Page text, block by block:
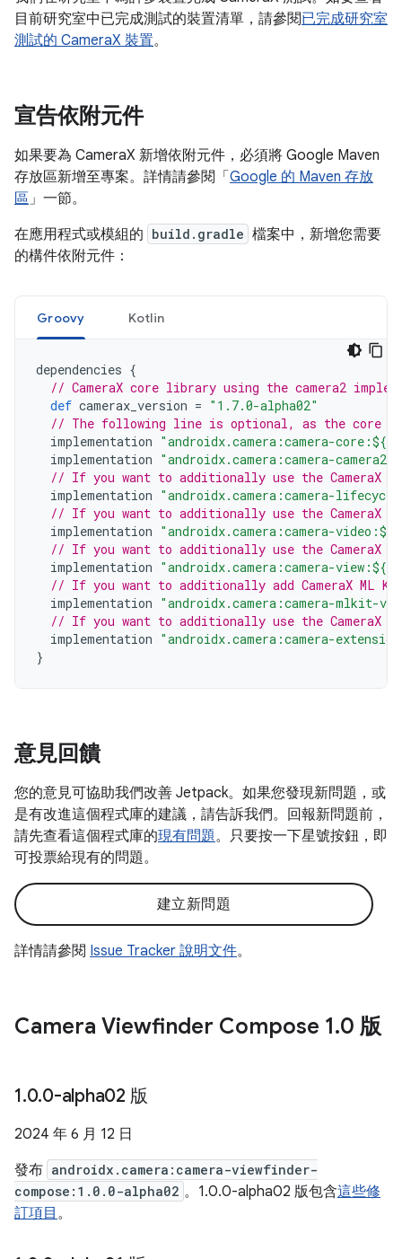
目前研究室中已完成測試的裝置清單，請參閱已完成研究室
測試的 CameraX 裝置。
宣告依附元件
如果要為 CameraX 新增依附元件，必須將 Google Maven
存放區新增至專案。詳情請參閱「 Google 的 Maven 存放
區」一節。
在應用程式或模組的 build.gradle 檔案中，新增您需要
的構件依附元件：
Groovy Kotlin
dependencies {
// CameraX core library using the camera2
def camerax_version = "1.7.0-alpha02"
// The following line is optional, as the core
implementation "androidx.camera:camera-
implementation "androidx.camera:camera-
// If you want to additionally use the CameraX
implementation "androidx.camera:camera-
// If you want to additionally use the CameraX
implementation "androidx.camera:camera-
// If you want to additionally use the CameraX
implementation "androidx.camera:camera-
// If you want to additionally add CameraX ML
implementation "androidx.camera:camera-mlkit-
// If you want to additionally use the CameraX
implementation "androidx.camera:camera-
}
意見回饋
您的意見可協助我們改善 Jetpack。如果您發現新問題，或
是有改進這個程式庫的建議，請告訴我們。回報新問題前，
請先查看這個程式庫的現有問題。只要按一下星號按鈕，即
可投票給現有的問題。
建立新問題
詳情請參閱 Issue Tracker 說明文件。
Camera Viewfinder Compose 1.0 版
1.0.0-alpha02 版
2024 年 6 月 12 日
發布 androidx.camera:camera-viewfinder-
compose:1.0.0-alpha02 。1.0.0-alpha02 版包含這些修
訂項目 。